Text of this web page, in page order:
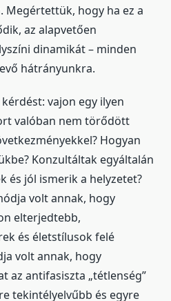
hogy ha ez a
az alapvetően
dinamikát – minden
hátrányunkra.
vajon egy ilyen
valóban nem törődött
Hogyan
Konzultáltak egyáltalán
és jól ismerik a helyzetet?
volt annak, hogy
elterjedtebb,
és életstílusok felé
volt annak, hogy
az antifasiszta „tétlenség”
tekintélyelvűbb és egyre